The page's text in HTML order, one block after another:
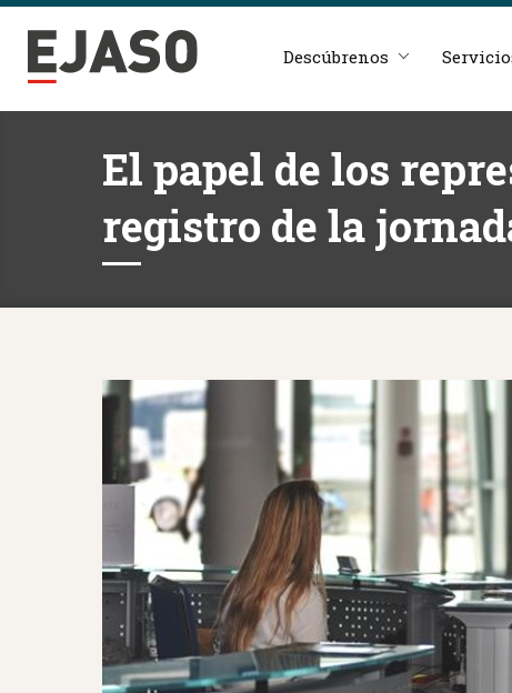
Descúbrenos
El papel de los
registro de la